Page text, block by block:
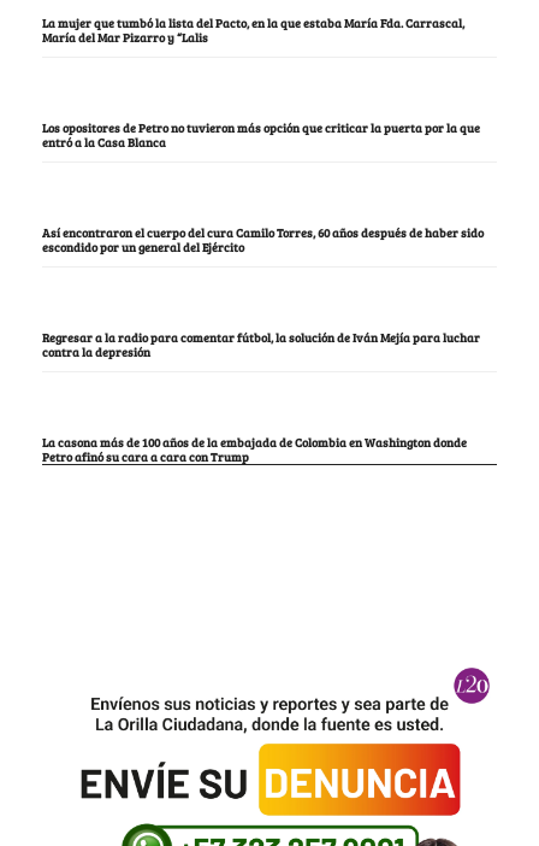
La mujer que tumbó la lista del Pacto, en la que estaba María Fda. Carrascal,
María del Mar Pizarro y “Lalis
Los opositores de Petro no tuvieron más opción que criticar la puerta por la que
entró a la Casa Blanca
Así encontraron el cuerpo del cura Camilo Torres, 60 años después de haber sido
escondido por un general del Ejército
Regresar a la radio para comentar fútbol, la solución de Iván Mejía para luchar
contra la depresión
La casona más de 100 años de la embajada de Colombia en Washington donde
Petro afinó su cara a cara con Trump